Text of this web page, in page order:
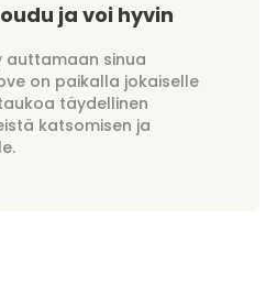
ja voi hyvin
auttamaan sinua
on paikalla jokaiselle
täydellinen
katsomisen ja